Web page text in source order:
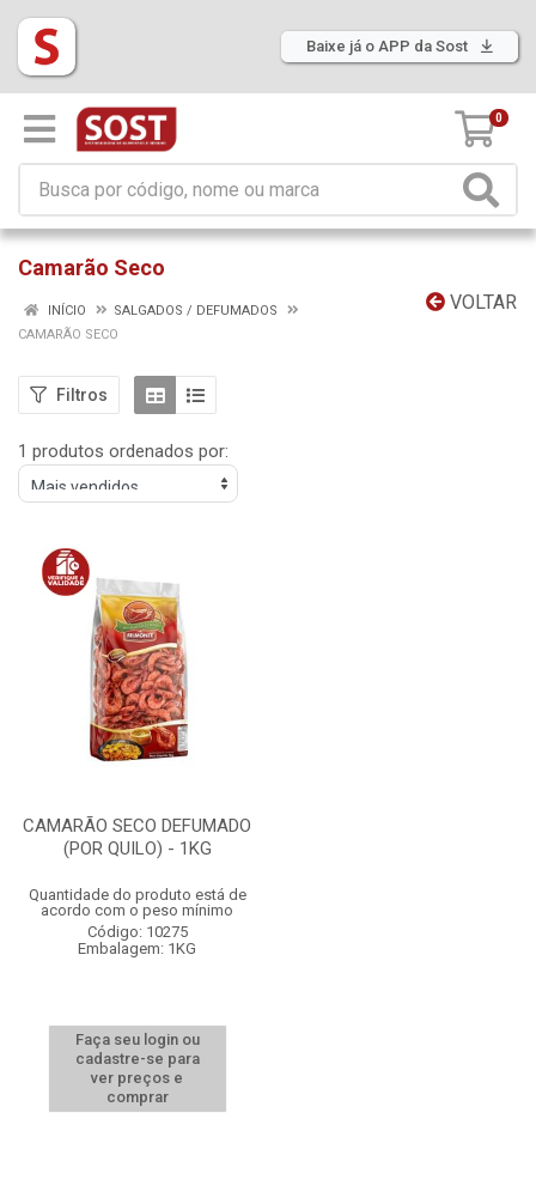
Baixe já o APP da Sost
0
Camarão Seco
VOLTAR
INÍCIO
SALGADOS / DEFUMADOS
CAMARÃO SECO
Filtros
1 produtos ordenados por:
CAMARÃO SECO DEFUMADO
(POR QUILO) - 1KG
Quantidade do produto está de
acordo com o peso mínimo
Código: 10275
Embalagem: 1KG
Faça seu login ou
cadastre-se para
ver preços e
comprar